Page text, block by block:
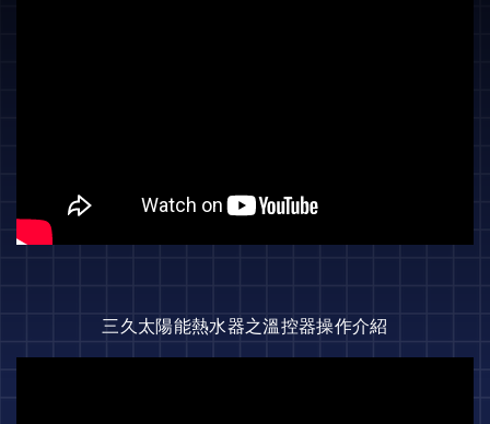
三久太陽能熱水器之溫控器操作介紹